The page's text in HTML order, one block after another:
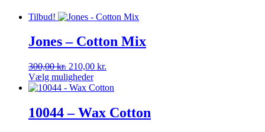
Tilbud!
Jones – Cotton Mix
300,00kr. Den
oprindelige
pris
300,00 kr..
210,00 kr.
pris
210,00 kr..
Vælg muligheder
Dette
har
flere
10044 – Wax Cotton